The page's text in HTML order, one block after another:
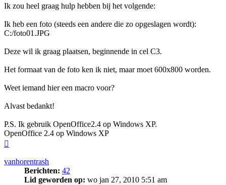
Ik zou heel graag hulp hebben bij het volgende:
Ik heb een foto (steeds een andere die zo opgeslagen wordt):
C:/foto01.JPG
Deze wil ik graag plaatsen, beginnende in cel C3.
Het formaat van de foto ken ik niet, maar moet 600x800 worden.
Weet iemand hier een macro voor?
Alvast bedankt!
P.S. Ik gebruik OpenOffice2.4 op Windows XP.
OpenOffice 2.4 op Windows XP
vanhorentrash
Berichten: 42
Lid geworden op: wo jan 27, 2010 5:51 am